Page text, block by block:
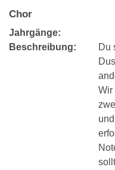
Chor
Jahrgänge:
Beschreibung:
Du
Wir